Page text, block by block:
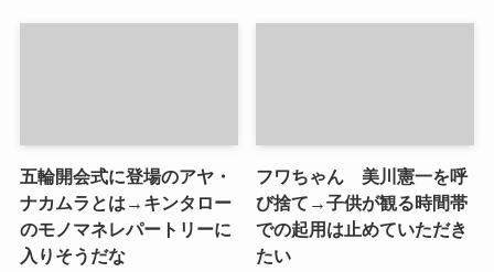
五輪開会式に登場のアヤ・
ナカムラとは→キンタロー
のモノマネレパートリーに
入りそうだな
フワちゃん 美川憲一を呼
び捨て→子供が観る時間帯
での起用は止めていただき
たい